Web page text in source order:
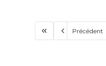
Précédent